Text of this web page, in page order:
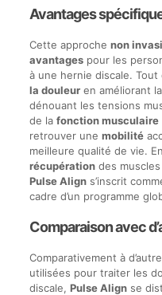
Avantages
Cette approche non
avantagespour les
à une hernie discale. Tout
la douleuren améliorant
dénouant les tensions
de la fonction musculaire
retrouver une mobilité
meilleure qualité de vie.
récupérationdes muscles
Pulse Aligns’inscrit
cadre d’un programme
Comparaison avec
Comparativement à
utilisées pour traiter les
discale, Pulse Alignse